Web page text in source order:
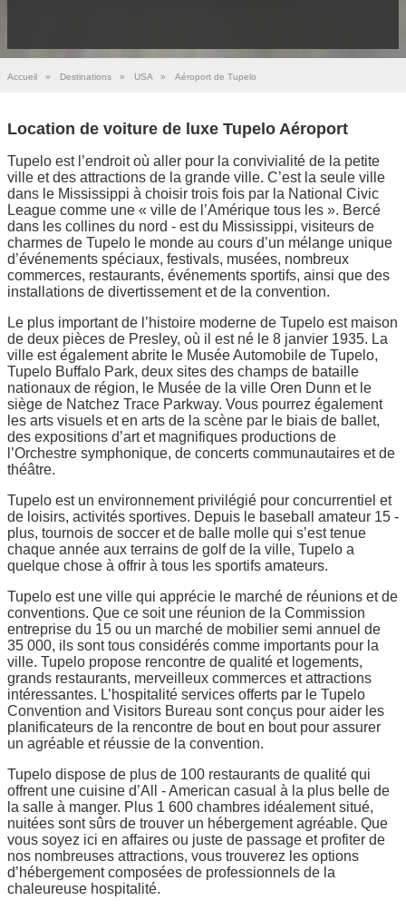
Accueil » Destinations » USA » Aéroport de Tupelo
Location de voiture de luxe Tupelo Aéroport
Tupelo est l’endroit où aller pour la convivialité de la petite
ville et des attractions de la grande ville. C’est la seule ville
dans le Mississippi à choisir trois fois par la National Civic
League comme une « ville de l’Amérique tous les ». Bercé
dans les collines du nord - est du Mississippi, visiteurs de
charmes de Tupelo le monde au cours d’un mélange unique
d’événements spéciaux, festivals, musées, nombreux
commerces, restaurants, événements sportifs, ainsi que des
installations de divertissement et de la convention.
Le plus important de l’histoire moderne de Tupelo est maison
de deux pièces de Presley, où il est né le 8 janvier 1935. La
ville est également abrite le Musée Automobile de Tupelo,
Tupelo Buffalo Park, deux sites des champs de bataille
nationaux de région, le Musée de la ville Oren Dunn et le
siège de Natchez Trace Parkway. Vous pourrez également
les arts visuels et en arts de la scène par le biais de ballet,
des expositions d’art et magnifiques productions de
l’Orchestre symphonique, de concerts communautaires et de
théâtre.
Tupelo est un environnement privilégié pour concurrentiel et
de loisirs, activités sportives. Depuis le baseball amateur 15 -
plus, tournois de soccer et de balle molle qui s’est tenue
chaque année aux terrains de golf de la ville, Tupelo a
quelque chose à offrir à tous les sportifs amateurs.
Tupelo est une ville qui apprécie le marché de réunions et de
conventions. Que ce soit une réunion de la Commission
entreprise du 15 ou un marché de mobilier semi annuel de
35 000, ils sont tous considérés comme importants pour la
ville. Tupelo propose rencontre de qualité et logements,
grands restaurants, merveilleux commerces et attractions
intéressantes. L’hospitalité services offerts par le Tupelo
Convention and Visitors Bureau sont conçus pour aider les
planificateurs de la rencontre de bout en bout pour assurer
un agréable et réussie de la convention.
Tupelo dispose de plus de 100 restaurants de qualité qui
offrent une cuisine d’All - American casual à la plus belle de
la salle à manger. Plus 1 600 chambres idéalement situé,
nuitées sont sûrs de trouver un hébergement agréable. Que
vous soyez ici en affaires ou juste de passage et profiter de
nos nombreuses attractions, vous trouverez les options
d’hébergement composées de professionnels de la
chaleureuse hospitalité.